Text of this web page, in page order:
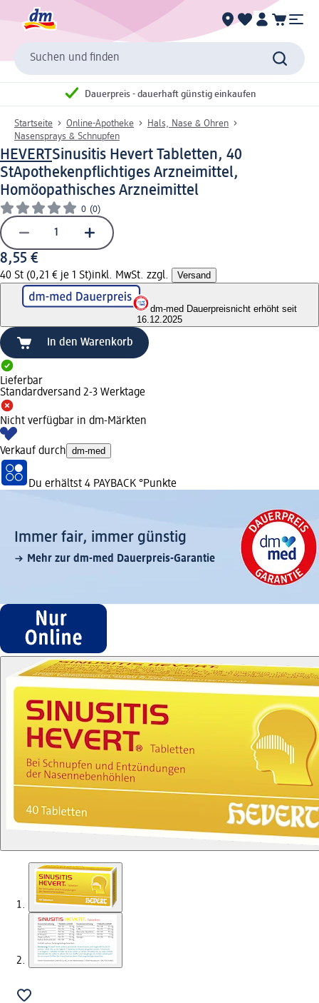
Suchen und finden
Dauerpreis - dauerhaft günstig einkaufen
Startseite Online-Apotheke
Hals, Nase & Ohren
Nasensprays & Schnupfen
HEVERTSinusitis Hevert Tabletten, 40
StApothekenpflichtiges Arzneimittel,
Homöopathisches Arzneimittel
0 (0)
8,55 €
40 St (0,21 € je 1 St)inkl. MwSt. zzgl. Versand
dm-med Dauerpreisnicht erhöht seit
16.12.2025
In den Warenkorb
Lieferbar
Standardversand 2-3 Werktage
Nicht verfügbar in dm-Märkten
Verkauf durch dm-med
Du erhältst 4 PAYBACK °Punkte
Immer fair,­ immer günstig
Mehr zur dm-med Dauerpreis-Garantie